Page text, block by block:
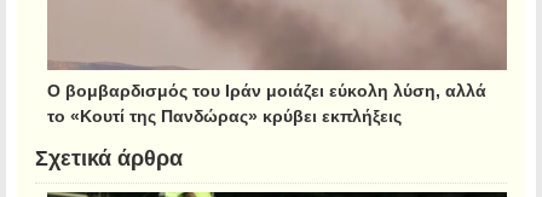
Ο βομβαρδισμός του Ιράν μοιάζει εύκολη λύση, αλλά
το «Κουτί της Πανδώρας» κρύβει εκπλήξεις
Σχετικά άρθρα